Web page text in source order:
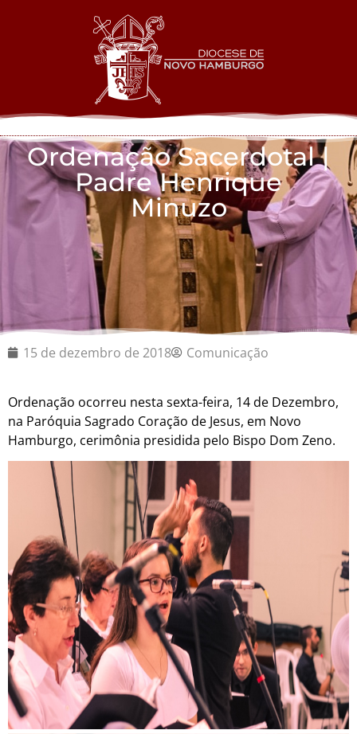
Ordenação Sacerdotal |
Padre Henrique
Minuzo
15 de dezembro de 2018 Comunicação
Ordenação ocorreu nesta sexta-feira, 14 de Dezembro,
na Paróquia Sagrado Coração de Jesus, em Novo
Hamburgo, cerimônia presidida pelo Bispo Dom Zeno.